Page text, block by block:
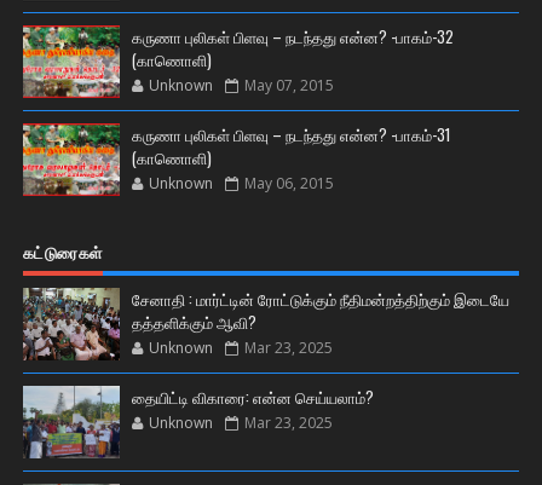
கருணா புலிகள் பிளவு – நடந்தது என்ன? -பாகம்-32
(காணொளி)
Unknown May 07, 2015
கருணா புலிகள் பிளவு – நடந்தது என்ன? -பாகம்-31
(காணொளி)
Unknown May 06, 2015
கட்டுரைகள்
சேனாதி : மார்ட்டின் ரோட்டுக்கும் நீதிமன்றத்திற்கும் இடையே
தத்தளிக்கும் ஆவி?
Unknown Mar 23, 2025
தையிட்டி விகாரை: என்ன செய்யலாம்?
Unknown Mar 23, 2025